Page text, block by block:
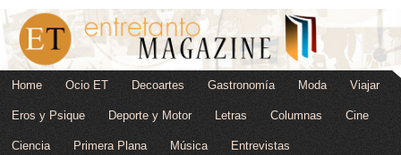
Home Ocio ET Decoartes Gastronomía Moda Viajar
Eros y Psique Deporte y Motor Letras Columnas Cine
Ciencia Primera Plana Música Entrevistas